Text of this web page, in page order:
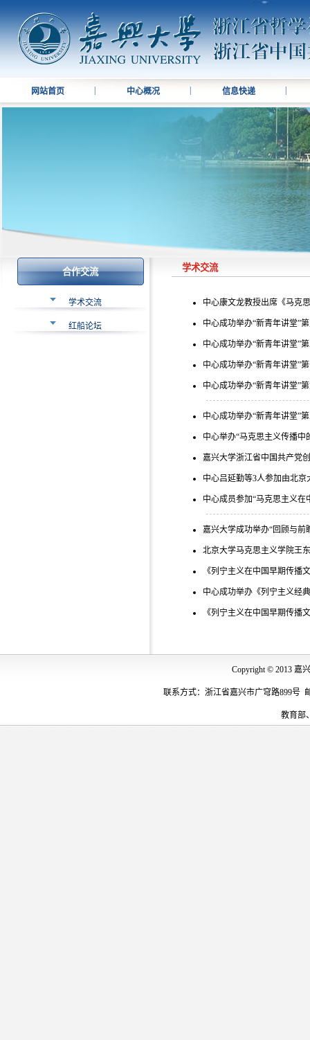
网站首页 中心概况 信息快递
合作交流
学术交流
红船论坛
学术交流
中心康文龙教授出席《马克
中心成功举办“新青年讲堂”
中心成功举办“新青年讲堂”
中心成功举办“新青年讲堂”
中心成功举办“新青年讲堂”
中心成功举办“新青年讲堂”
中心举办“马克思主义传播中
嘉兴大学浙江省中国共产党
中心吕延勤等3人参加由北
中心成员参加“马克思主义在
嘉兴大学成功举办“回顾与前
北京大学马克思主义学院王
《列宁主义在中国早期传播
中心成功举办《列宁主义经
《列宁主义在中国早期传播
Copyright © 2013 嘉
联系方式：浙江省嘉兴市广穹路899号
教育部